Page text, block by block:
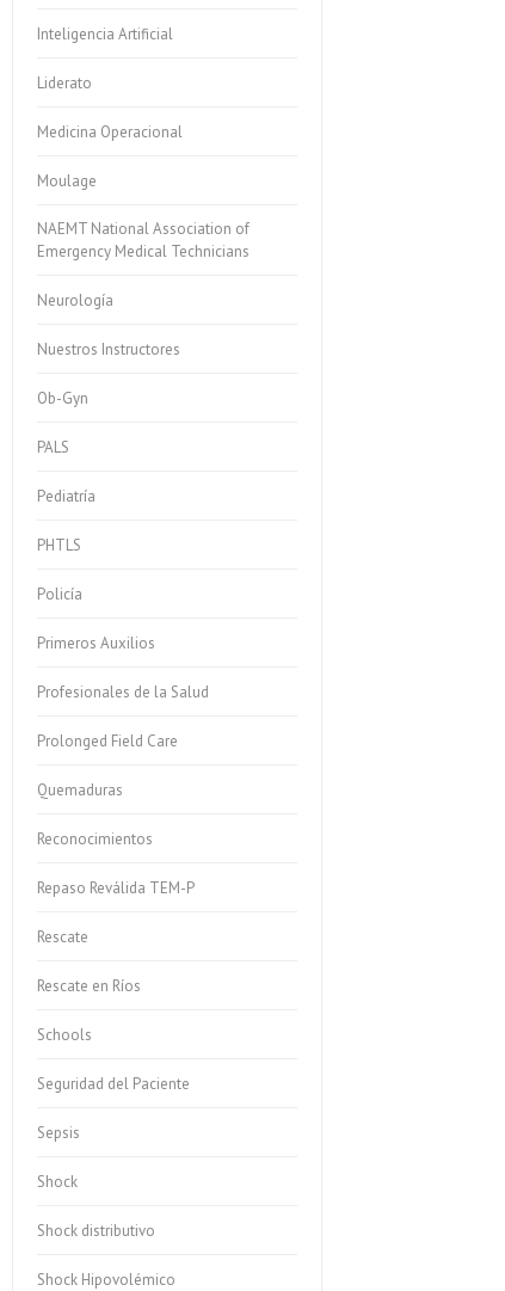
Inteligencia Artificial
Liderato
Medicina Operacional
Moulage
NAEMT National Association of
Emergency Medical Technicians
Neurología
Nuestros Instructores
Ob-Gyn
PALS
Pediatría
PHTLS
Policía
Primeros Auxilios
Profesionales de la Salud
Prolonged Field Care
Quemaduras
Reconocimientos
Repaso Reválida TEM-P
Rescate
Rescate en Ríos
Schools
Seguridad del Paciente
Sepsis
Shock
Shock distributivo
Shock Hipovolémico